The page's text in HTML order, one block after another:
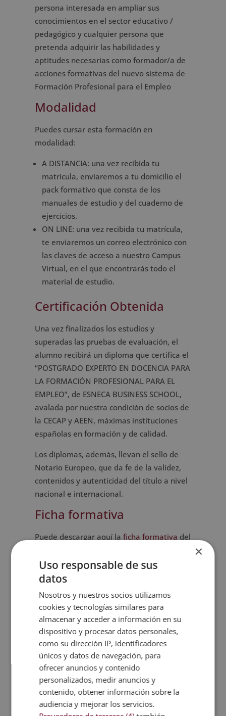
persona interesada en ampliar sus
conocimientos en el sector educativo /
pedagógico y cualquier persona que
pretenda adquirir las habilidades y
aptitudes necesarias como formador/a de
acciones formativas del nuevo sistema de
Formación Profesional para el Empleo
Modalidad
Puedes cursar esta formación en
modalidad:
A DISTANCIA: una vez recibida tu
matrícula, enviaremos a tu domicilio el
pack formativo que consta de los
manuales de estudio y del cuaderno de
ejercicios.
ON LINE: una vez recibida tu matrícula,
te enviaremos un correo electrónico con
las claves de acceso a nuestro Campus
Virtual, en el que encontrarás todo el
material de estudio.
Certificación Obtenida
Una vez finalizados los estudios y
superadas las pruebas de evaluación, el
alumno recibirá un diploma que certifica el
“POSTGRADO EXPERTO EN DOCENCIA PARA
LA FORMACIÓN PROFESIONAL PARA EL
EMPLEO”, de ESNECA BUSINESS SCHOOL,
avalada por nuestra condición de socios de
la CECAP y AEEN, máximas instituciones
españolas en formación y de calidad.
Los diplomas, además, llevan el sello de
Notario Europeo, que da fe de la validez,
contenidos y autenticidad del título a nivel
nacional e internacional.
Ficha formativa
Puede descargar aquí la ficha formativa del
Profesional para el Empleo.
Este postgrado en
docencia te proporcionará
conocimientos sobre:
Formación profesional para el empleo,
formación continua y formación profesional
ocupacional. Cursando este postgrado
podrás trabajar como docente en escuelas
taller, casas de oficios, talleres de empleo y
unidades de promoción y desarrollo así
×
Uso responsable de sus
datos
Nosotros y nuestros socios utilizamos
cookies y tecnologías similares para
almacenar y acceder a información en su
dispositivo y procesar datos personales,
como su dirección IP, identificadores
únicos y datos de navegación, para
ofrecer anuncios y contenido
personalizados, medir anuncios y
contenido, obtener información sobre la
audiencia y mejorar los servicios.